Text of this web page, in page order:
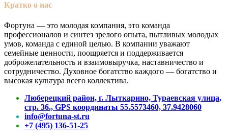
Кратко о нас
Фортуна — это молодая компания, это команда
профессионалов и синтез зрелого опыта, пытливых молодых
умов, команда с единой целью. В компании уважают
семейные ценности, поощряется и поддерживается
доброжелательность и взаимовыручка, наставничество и
сотрудничество. Духовное богатство каждого — богатство и
высокая культура всего коллектива.
Люберецкий район, г. Лыткарино, Тураевская улица,
стр. 36., GPS координаты 55.5573460, 37.9428060
info@fortuna-st.ru
+7 (495) 136-51-25